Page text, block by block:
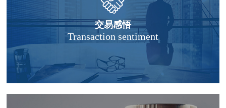
交易感悟
Transaction sentiment